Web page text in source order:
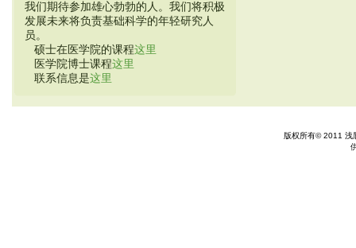
我们期待参加雄心勃勃的人。我们将积极
发展未来将负责基础科学的年轻研究人
员。
硕士在医学院的课程这里
医学院博士课程这里
联系信息是这里
版权所有© 2011 浅